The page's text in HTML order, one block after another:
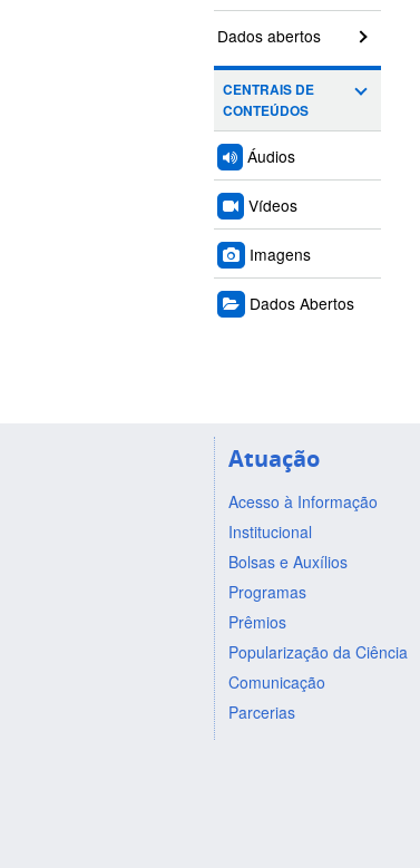
Dados abertos
CENTRAIS DE
CONTEÚDOS
Áudios
Vídeos
Imagens
Dados Abertos
Atuação
Acesso à Informação
Institucional
Bolsas e Auxílios
Programas
Prêmios
Popularização da Ciência
Comunicação
Parcerias